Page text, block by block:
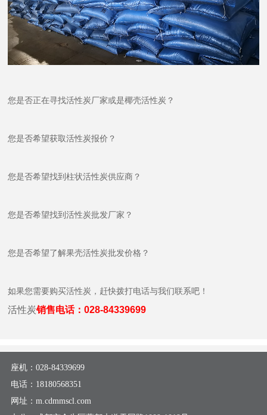
您是否正在寻找活性炭厂家或是椰壳活性炭？
您是否希望获取活性炭报价？
您是否希望找到柱状活性炭供应商？
您是否希望找到活性炭批发厂家？
您是否希望了解果壳活性炭批发价格？
如果您需要购买活性炭，赶快拨打电话与我们联系吧！
活性炭销售电话：028-84339699
座机： 028-84339699
电话： 18180568351
网址：m.cdmmscl.com